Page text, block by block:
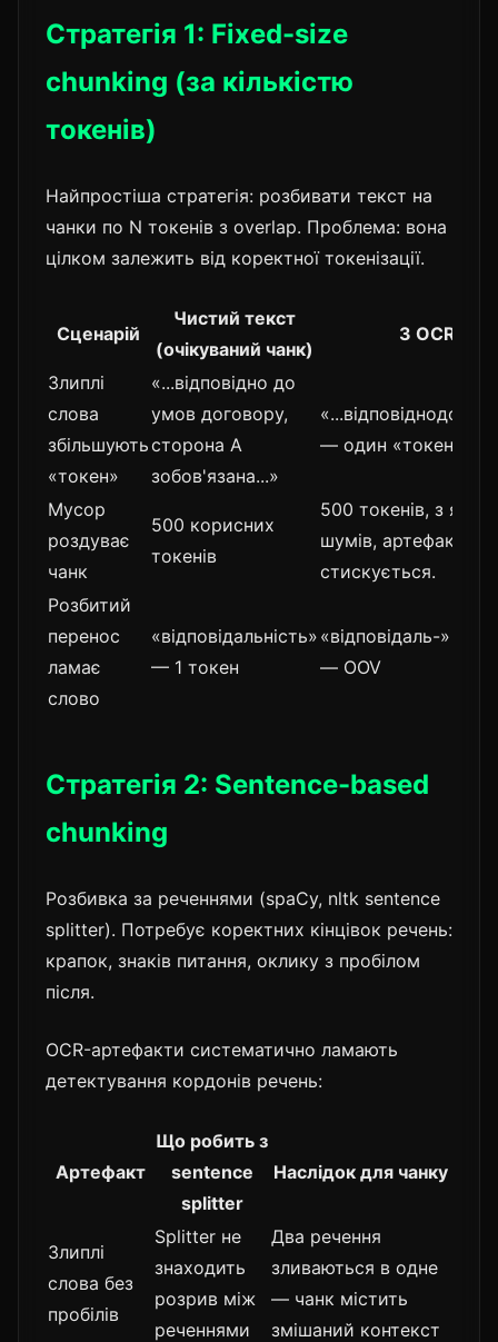
Стратегія 1: Fixed-size
chunking (за кількістю
токенів)
Найпростіша стратегія: розбивати текст на
чанки по N токенів з overlap. Проблема: вона
цілком залежить від коректної токенізації.
Сценарій
Чистий текст
(очікуваний чанк)
З OCR-
Злиплі
слова
збільшують
«токен»
«...відповідно до
умов договору,
сторона А
зобов'язана...»
— один «токен»,
Мусор
роздуває
чанк
500 корисних
токенів
500 токенів, з
шумів, артефакти
стискується.
Розбитий
перенос
ламає
слово
«відповідальність»
— 1 токен
«відповідаль-» +
— OOV
Стратегія 2: Sentence-based
chunking
Розбивка за реченнями (spaCy, nltk sentence
splitter). Потребує коректних кінцівок речень:
крапок, знаків питання, оклику з пробілом
після.
OCR-артефакти систематично ламають
детектування кордонів речень:
Артефакт
Що робить з
sentence
splitter
Наслідок для чанку
Злиплі
слова без
пробілів
Splitter не
знаходить
розрив між
реченнями
Два речення
зливаються в одне
— чанк містить
змішаний контекст